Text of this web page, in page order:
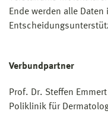
Ende werden alle
Verbundpartner
Prof. Dr. Steffen
Poliklinik für